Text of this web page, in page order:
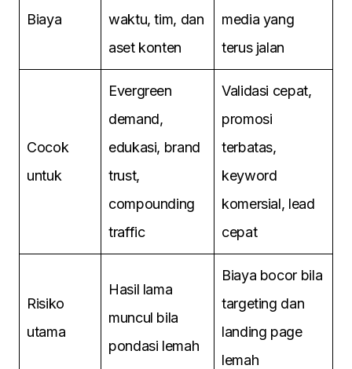
Biaya
waktu, tim, dan
aset konten
media yang
terus jalan
Cocok
untuk
Evergreen
demand,
edukasi, brand
trust,
compounding
traffic
Validasi cepat,
promosi
terbatas,
keyword
komersial, lead
cepat
Risiko
utama
Hasil lama
muncul bila
pondasi lemah
Biaya bocor bila
targeting dan
landing page
lemah